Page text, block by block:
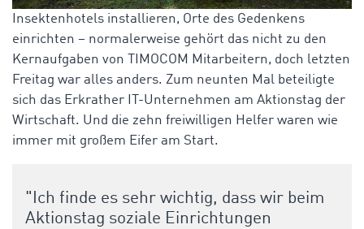
Insektenhotels installieren, Orte des Gedenkens
einrichten – normalerweise gehört das nicht zu den
Kernaufgaben von TIMOCOM Mitarbeitern, doch letzten
Freitag war alles anders. Zum neunten Mal beteiligte
sich das Erkrather IT-Unternehmen am Aktionstag der
Wirtschaft. Und die zehn freiwilligen Helfer waren wie
immer mit großem Eifer am Start.
"Ich finde es sehr wichtig, dass wir beim
Aktionstag soziale Einrichtungen